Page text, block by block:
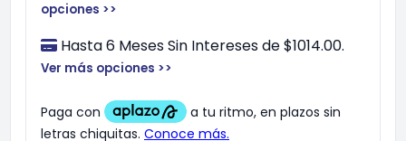
opciones >>
Hasta 6 Meses Sin Intereses de $1014.00.
Ver más opciones >>